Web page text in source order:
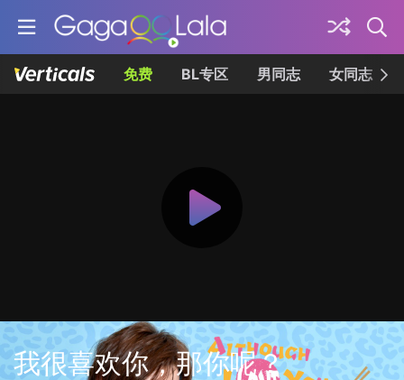
免费 BL专区 男同志 女同志
我很喜欢你，那你呢？